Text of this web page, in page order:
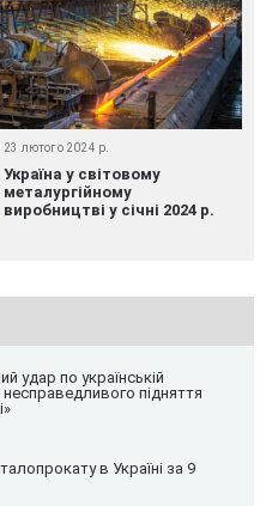
23 лютого 2024 р.
Україна у світовому
металургійному
виробництві у січні 2024 р.
удар по українській
несправедливого підняття
в Україні за 9